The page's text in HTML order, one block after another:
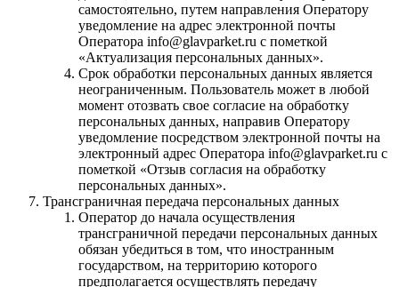
самостоятельно, путем направления Оператору
уведомление на адрес электронной почты
Оператора info@glavparket.ru с пометкой
«Актуализация персональных данных».
Срок обработки персональных данных является
неограниченным. Пользователь может в любой
момент отозвать свое согласие на обработку
персональных данных, направив Оператору
уведомление посредством электронной почты на
электронный адрес Оператора info@glavparket.ru с
пометкой «Отзыв согласия на обработку
персональных данных».
Трансграничная передача персональных данных
Оператор до начала осуществления
трансграничной передачи персональных данных
обязан убедиться в том, что иностранным
государством, на территорию которого
предполагается осуществлять передачу